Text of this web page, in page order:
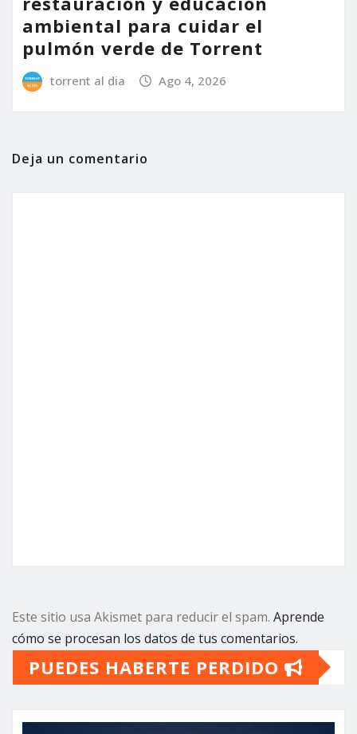
ambiental para cuidar el
pulmón verde de Torrent
torrent al dia Ago 4, 2026
Deja un comentario
Este sitio usa Akismet para reducir el spam. Aprende
cómo se procesan los datos de tus comentarios.
PUEDES HABERTE PERDIDO